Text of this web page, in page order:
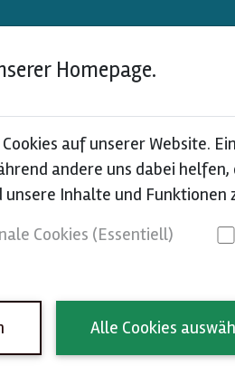
Nutzen, gelten diese
Homepage.
auf unserer Website.
andere uns dabei helfen,
unsere Inhalte und Funktionen
Cookies (Essentiell)
Alle Cookies